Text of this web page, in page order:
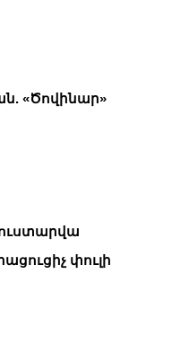
«Ծովինար»
ուստարվա
փուլի